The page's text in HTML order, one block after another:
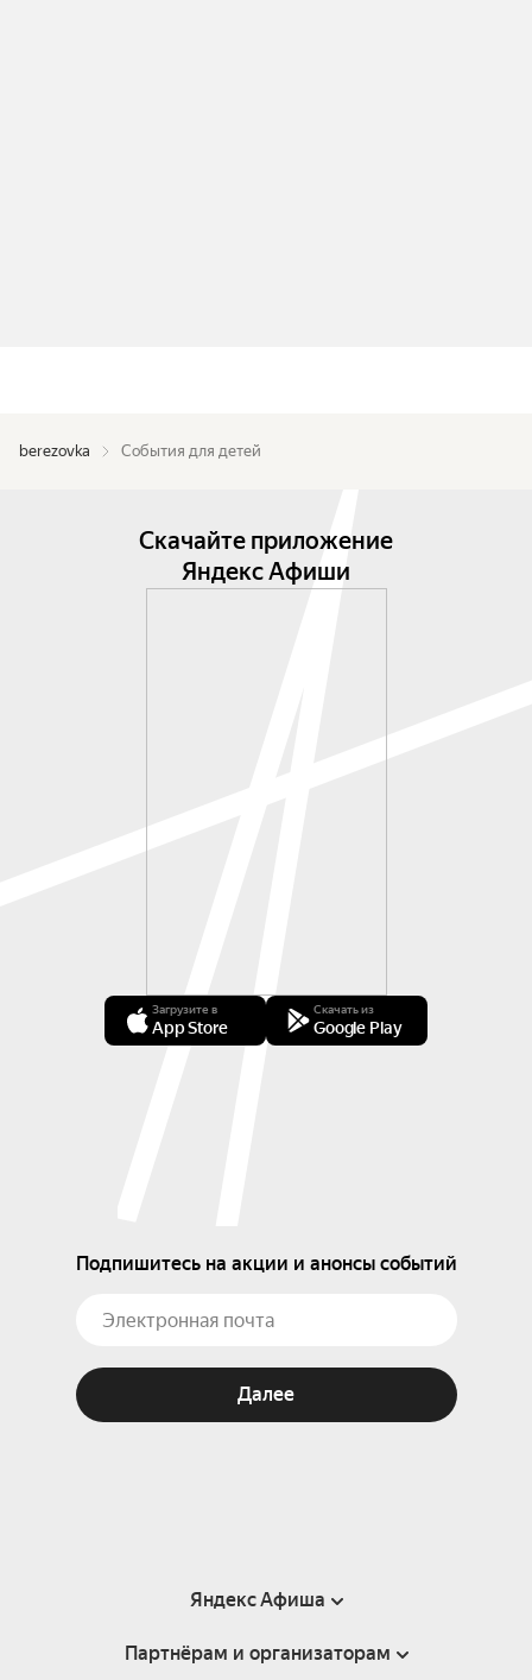
berezovka События для детей
Скачайте приложение
Яндекс Афиши
Загрузите в
App Store
Скачать из
Google Play
Подпишитесь на акции и анонсы событий
Далее
Яндекс Афиша
Справка
Партнёрам и организаторам